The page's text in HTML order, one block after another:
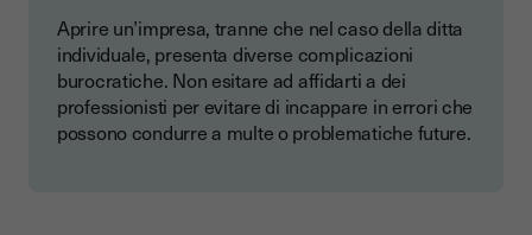
Aprire un’impresa, tranne che nel caso della ditta
individuale, presenta diverse complicazioni
burocratiche. Non esitare ad affidarti a dei
professionisti per evitare di incappare in errori che
possono condurre a multe o problematiche future.